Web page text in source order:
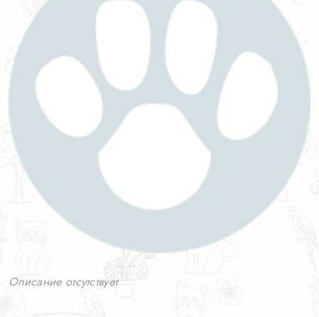
Описание отсутствует